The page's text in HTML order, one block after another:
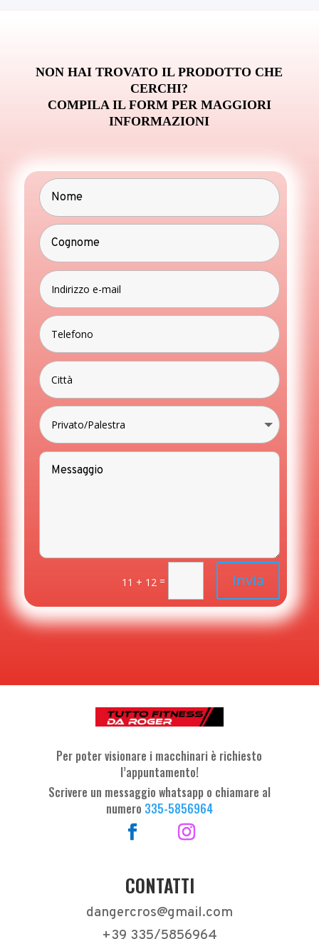
NON HAI TROVATO IL PRODOTTO CHE
CERCHI?
COMPILA IL FORM PER MAGGIORI
INFORMAZIONI
11 + 12 = Invia
Per poter visionare i macchinari è richiesto
l’appuntamento!
Scrivere un messaggio whatsapp o chiamare al
numero 335-5856964
CONTATTI
dangercros@gmail.com
+39 335/5856964